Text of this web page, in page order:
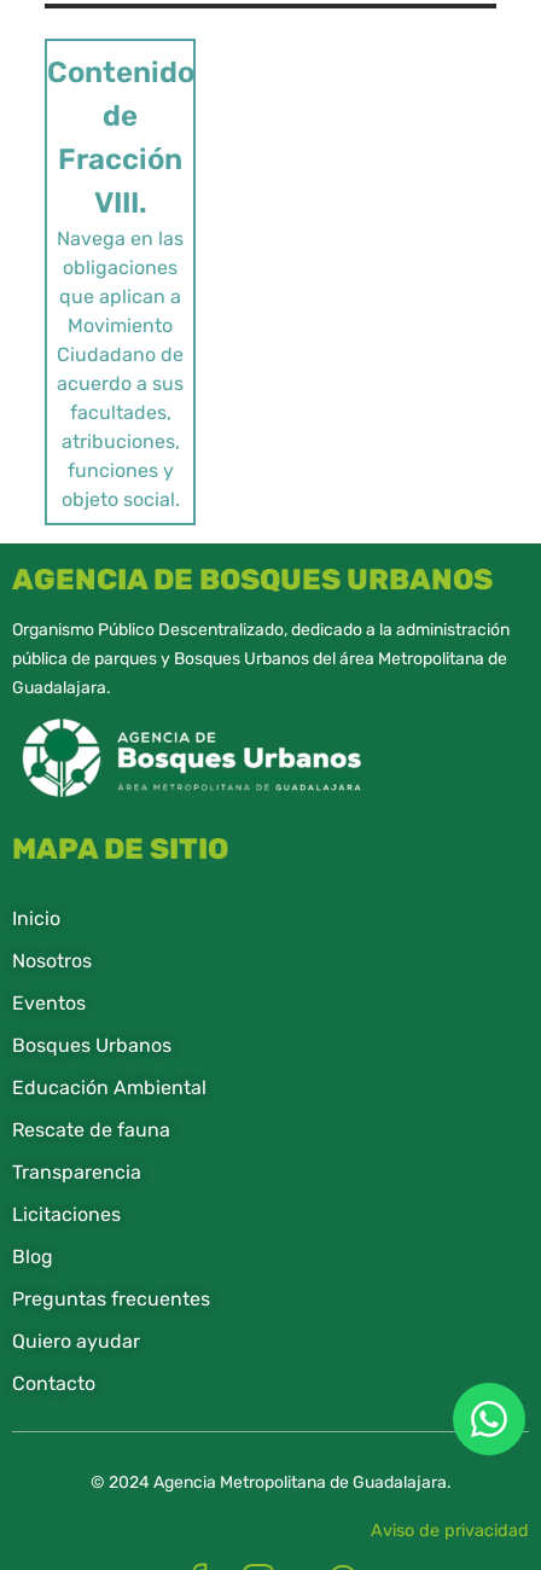
Contenido
de
Fracción
VIII.
Navega en las
obligaciones
que aplican a
Movimiento
Ciudadano de
acuerdo a sus
facultades,
atribuciones,
funciones y
objeto social.
AGENCIA DE BOSQUES URBANOS
Organismo Público Descentralizado, dedicado a la administración
pública de parques y Bosques Urbanos del área Metropolitana de
Guadalajara.
MAPA DE SITIO
Inicio
Nosotros
Eventos
Bosques Urbanos
Educación Ambiental
Rescate de fauna​
Transparencia
Licitaciones
Blog
Preguntas frecuentes
Quiero ayudar
Contacto
© 2024 Agencia Metropolitana de Guadalajara.
Aviso de privacidad